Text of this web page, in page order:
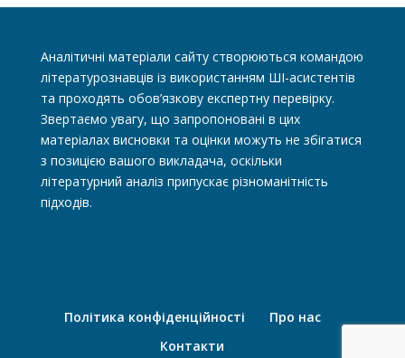
Аналітичні матеріали сайту створюються командою
літературознавців із використанням ШІ-асистентів
та проходять обов’язкову експертну перевірку.
Звертаємо увагу, що запропоновані в цих
матеріалах висновки та оцінки можуть не збігатися
з позицією вашого викладача, оскільки
літературний аналіз припускає різноманітність
підходів.
Політика конфіденційності
Про нас
Контакти